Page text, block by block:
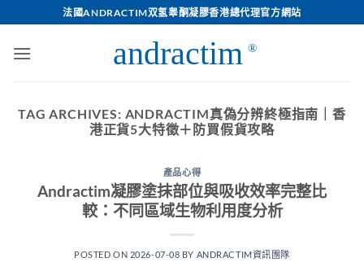
to
content
法國ANDRACTIM双氢睾酮凝膠香港總代理官方網站
TAG ARCHIVES: ANDRACTIM真偽分辨終極指南｜香
港正貨5大特徵＋防買假貨攻略
產品心得
Andractim凝膠塗抹部位與吸收效率完整比
較：不同區域生物利用度分析
POSTED ON 2026-07-08 BY ANDRACTIM資訊團隊